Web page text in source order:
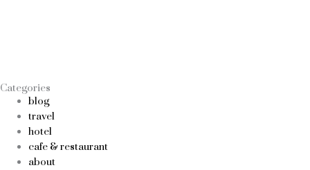
Categories
blog
travel
hotel
cafe & restaurant
about